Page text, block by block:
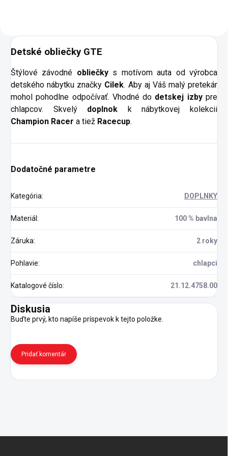
Detské obliečky GTE
Štýlové závodné obliečkys motívom auta od výrobca
detského nábytku značky Cilek. Aby aj Váš malý pretekár
mohol pohodlne odpočívať. Vhodné do detskej izbypre
chlapcov. Skvelý doplnok k nábytkovej kolekcii
Champion Racer a tiež Racecup.
Dodatočné parametre
Kategória: DOPLNKY
Materiál : 100 % bavlna
Záruka: 2 roky
Pohlavie: chlapci
Katalogové číslo: 21.12.4758.00
Diskusia
Buďte prvý, kto napíše príspevok k tejto položke.
Pridať komentár